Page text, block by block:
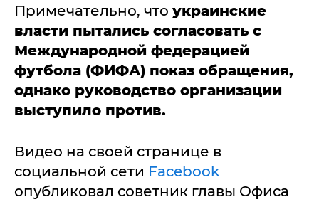
Примечательно, что украинские
власти пытались согласовать с
Международной федерацией
футбола (ФИФА) показ обращения,
однако руководство организации
выступило против.
Видео на своей странице в
социальной сети Facebook
опубликовал советник главы Офиса